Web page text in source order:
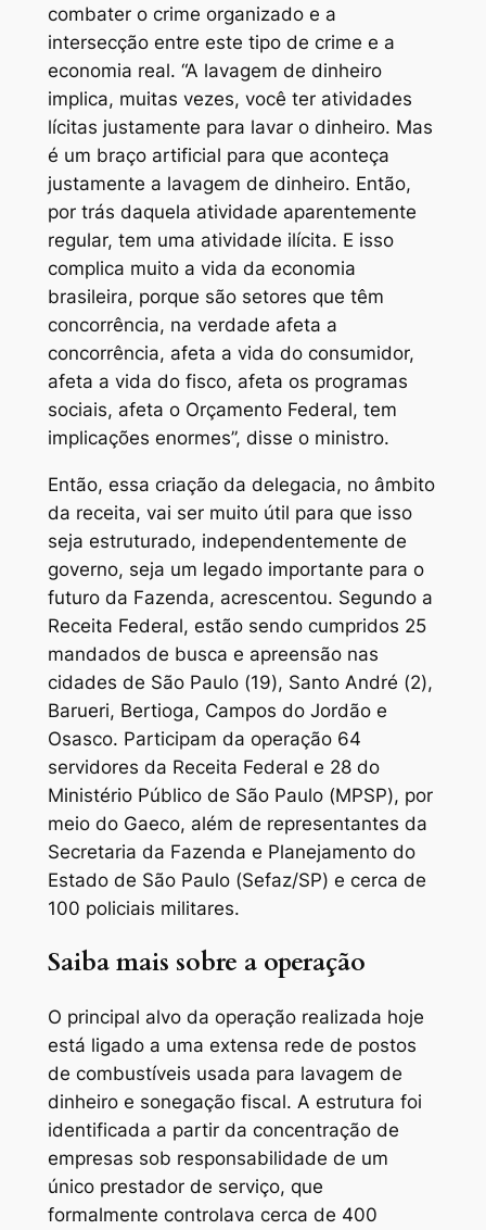
combater o crime organizado e a
intersecção entre este tipo de crime e a
economia real. “A lavagem de dinheiro
implica, muitas vezes, você ter atividades
lícitas justamente para lavar o dinheiro. Mas
é um braço artificial para que aconteça
justamente a lavagem de dinheiro. Então,
por trás daquela atividade aparentemente
regular, tem uma atividade ilícita. E isso
complica muito a vida da economia
brasileira, porque são setores que têm
concorrência, na verdade afeta a
concorrência, afeta a vida do consumidor,
afeta a vida do fisco, afeta os programas
sociais, afeta o Orçamento Federal, tem
implicações enormes”, disse o ministro.
Então, essa criação da delegacia, no âmbito
da receita, vai ser muito útil para que isso
seja estruturado, independentemente de
governo, seja um legado importante para o
futuro da Fazenda, acrescentou. Segundo a
Receita Federal, estão sendo cumpridos 25
mandados de busca e apreensão nas
cidades de São Paulo (19), Santo André (2),
Barueri, Bertioga, Campos do Jordão e
Osasco. Participam da operação 64
servidores da Receita Federal e 28 do
Ministério Público de São Paulo (MPSP), por
meio do Gaeco, além de representantes da
Secretaria da Fazenda e Planejamento do
Estado de São Paulo (Sefaz/SP) e cerca de
100 policiais militares.
Saiba mais sobre a operação
O principal alvo da operação realizada hoje
está ligado a uma extensa rede de postos
de combustíveis usada para lavagem de
dinheiro e sonegação fiscal. A estrutura foi
identificada a partir da concentração de
empresas sob responsabilidade de um
único prestador de serviço, que
formalmente controlava cerca de 400